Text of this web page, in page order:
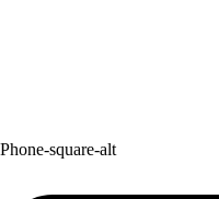
Phone-square-alt